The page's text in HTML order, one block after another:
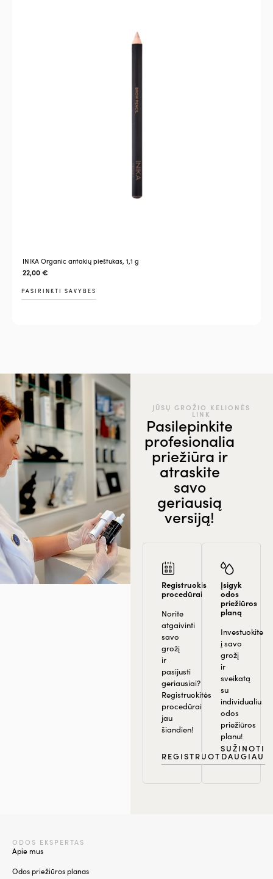
INIKA Organic antakių pieštukas, 1,1 g
22,00€
PASIRINKTI SAVYBES
JŪSŲ GROŽIO KELIONĖS
LINK
Pasilepinkite
profesionalia
priežiūra ir
atraskite
savo
geriausią
versiją!
Registruokis
procedūrai
Norite
atgaivinti
savo
grožį
ir
pasijusti
geriausiai?
Registruokitės
procedūrai
jau
šiandien!
REGISTRUOTIS
Įsigyk
odos
priežiūros
planą
Investuokite
į savo
grožį
ir
sveikatą
su
individualiu
odos
priežiūros
planu!
SUŽINOTI
DAUGIAU
ODOS EKSPERTAS
Apie mus
Odos priežiūros planas